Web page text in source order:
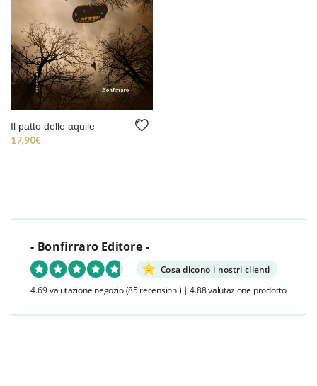
Il patto delle aquile
17,90€
- Bonfirraro Editore -
Cosa dicono i nostri clienti
4.69 valutazione negozio (85 recensioni) | 4.88 valutazione prodotto